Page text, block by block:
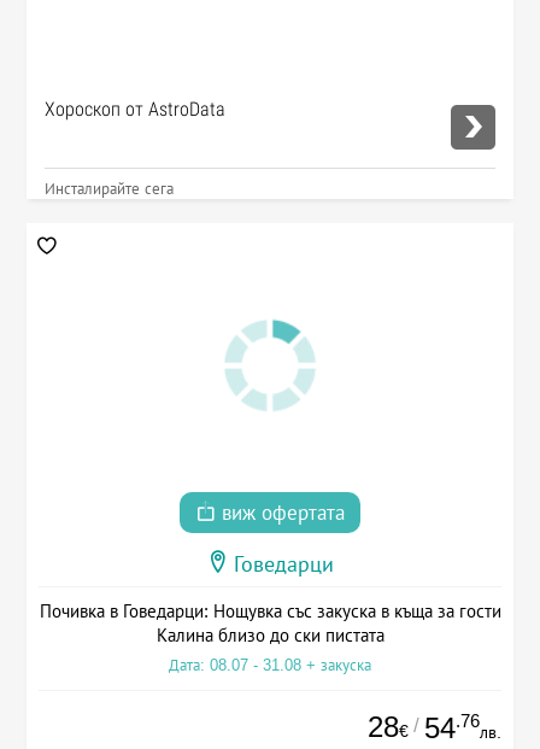
Хороскоп от AstroData
Инсталирайте сега
виж офертата
Говедарци
Почивка в Говедарци: Нощувка със закуска в къща за гости
Калина близо до ски пистата
Дата: 08.07 - 31.08 + закуска
28€ / 54.76
лв.